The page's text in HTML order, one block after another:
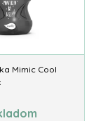
Mimic Cool